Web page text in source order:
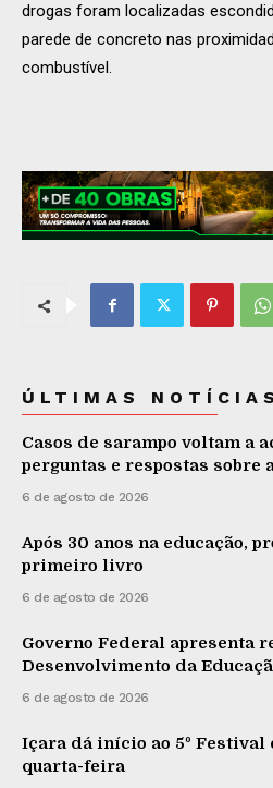
drogas foram localizadas
parede de concreto nas
combustível.
ÚLTIMAS NOTÍCIAS
Casos de sarampo voltam a
perguntas e respostas sobre
6 de agosto de 2026
Após 30 anos na educação,
primeiro livro
6 de agosto de 2026
Governo Federal apresenta
Desenvolvimento da
6 de agosto de 2026
Içara dá início ao 5º Festival
quarta-feira